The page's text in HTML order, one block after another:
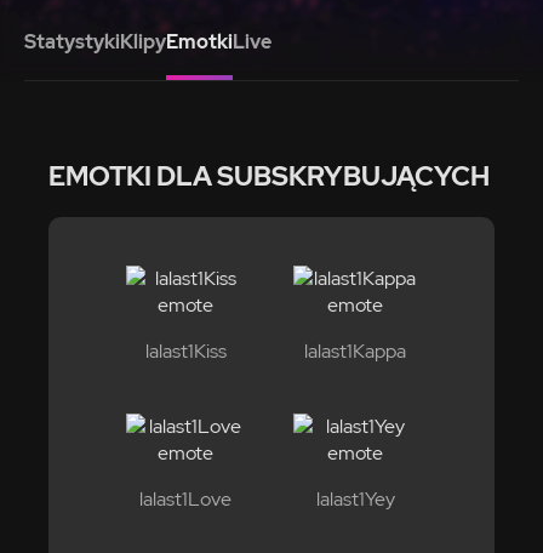
StatystykiKlipyEmotkiLive
EMOTKI DLA SUBSKRYBUJĄCYCH
lalast1Kiss lalast1Kappa
lalast1Love lalast1Yey